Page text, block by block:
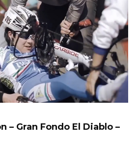
– Gran Fondo El Diablo –